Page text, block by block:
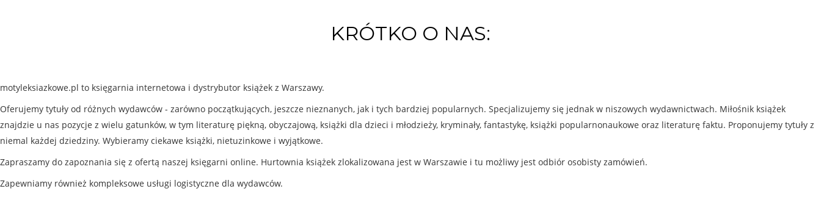
KRÓTKO O NAS:
motyleksiazkowe.pl to księgarnia internetowa i dystrybutor książek z Warszawy.
Oferujemy tytuły od różnych wydawców - zarówno początkujących, jeszcze nieznanych, jak i tych bardziej popularnych. Specjalizujemy się jednak w niszowych wydawnictwach. Miłośnik książek
znajdzie u nas pozycje z wielu gatunków, w tym literaturę piękną, obyczajową, książki dla dzieci i młodzieży, kryminały, fantastykę, książki popularnonaukowe oraz literaturę faktu. Proponujemy tytuły z
niemal każdej dziedziny. Wybieramy ciekawe książki, nietuzinkowe i wyjątkowe.
Zapraszamy do zapoznania się z ofertą naszej księgarni online. Hurtownia książek zlokalizowana jest w Warszawie i tu możliwy jest odbiór osobisty zamówień.
Zapewniamy również kompleksowe usługi logistyczne dla wydawców.